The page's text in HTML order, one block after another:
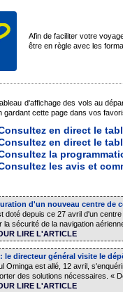
Afin de faciliter votre
être en règle avec les
d'affichage des vols au
gardant cette page dans vos
en direct le
en direct le
la
les avis et
d'un nouveau centre de
doté depuis ce 27 avril d'un
la sécurité de la navigation
LIRE L'ARTICLE
le directeur général visite le
Ominga est allé, 12 avril,
des solutions nécessaires. «
LIRE L'ARTICLE